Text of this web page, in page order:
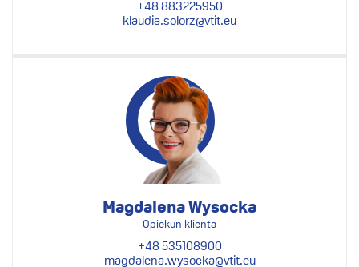
+48 883225950
klaudia.solorz@vtit.eu
Magdalena Wysocka
Opiekun klienta
+48 535108900
magdalena.wysocka@vtit.eu